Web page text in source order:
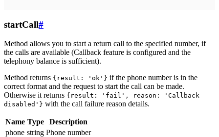
startCall#
Method allows you to start a return call to the specified number, if
the calls are available (Callback feature is configured and the
telephony balance is sufficient).
Method returns {result: 'ok'} if the phone number is in the
correct format and the request to start the call can be made.
Otherwise it returns {result: 'fail', reason: 'Callback
disabled'} with the call failure reason details.
Name Type
Description
phone string Phone number